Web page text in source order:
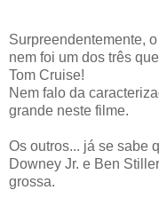
Surpreendentemente,
nem foi um dos três
Tom Cruise!
Nem falo da
grande neste filme.
Os outros... já se sabe
Downey Jr. e Ben
grossa.